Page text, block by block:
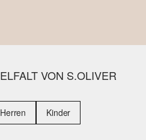
VON S.OLIVER
Herren Kinder